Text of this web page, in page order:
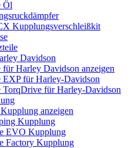
Öl
Kupplungsverschleißkit
Davidson
für Harley Davidson anzeigen
EXP für Harley-Davidson
TorqDrive für Harley-Davidson
anzeigen
Kupplung
EVO Kupplung
Factory Kupplung